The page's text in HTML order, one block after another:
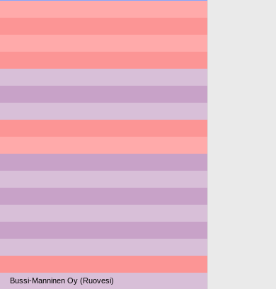
Bussi-Manninen Oy (Ruovesi)